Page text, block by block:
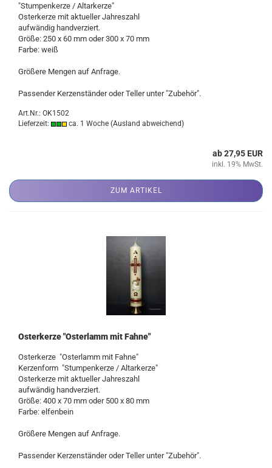
"Stumpenkerze / Altarkerze"
Osterkerze mit aktueller Jahreszahl
aufwändig handverziert.
Größe: 250 x 60 mm oder 300 x 70 mm
Farbe: weiß
Größere Mengen auf Anfrage.
Passender Kerzenständer oder Teller unter "Zubehör".
Art.Nr.: OK1502
Lieferzeit:
ca. 1 Woche (Ausland abweichend)
ab 27,95 EUR
inkl. 19% MwSt.
ZUM ARTIKEL
Osterkerze "Osterlamm mit Fahne"
Osterkerze "Osterlamm mit Fahne"
Kerzenform "Stumpenkerze / Altarkerze"
Osterkerze mit aktueller Jahreszahl
aufwändig handverziert.
Größe: 400 x 70 mm oder 500 x 80 mm
Farbe: elfenbein
Größere Mengen auf Anfrage.
Passender Kerzenständer oder Teller unter "Zubehör".